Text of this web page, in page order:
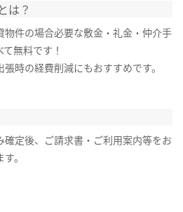
は？
物件の場合必要な敷金・礼金・仲介手
無料です！
張時の経費削減にもおすすめです。
確定後、ご請求書・ご利用案内等をお
。